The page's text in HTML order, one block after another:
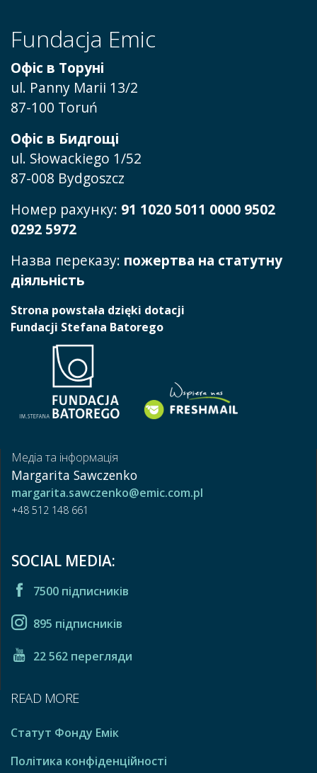
Fundacja Emic
Офіс в Торуні
ul. Panny Marii 13/2
87-100 Toruń
Офіс в Бидгощі
ul. Słowackiego 1/52
87-008 Bydgoszcz
Номер рахунку: 91 1020 5011 0000 9502
0292 5972
Назва переказу: пожертва на статутну
діяльність
Strona powstała dzięki dotacji
Fundacji Stefana Batorego
Медіа та інформація
Margarita Sawczenko
margarita.sawczenko@emic.com.pl
+48 512 148 661
SOCIAL MEDIA:
7500 підписників
895 підписників
22 562 перегляди
READ MORE
Статут Фонду Емік
Політика конфіденційності